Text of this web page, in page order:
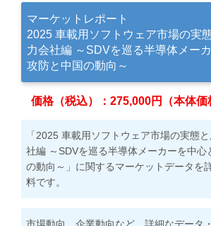
マーケットレポート
2025 車載用ソフトウェア市場の実
力会社編 ～SDVを巡る半導体メー
攻防と中国の動向～
価格（税込）：275,000円（本体価
「2025 車載用ソフトウェア市場の実態
社編 ～SDVを巡る半導体メーカーを中心
の動向～」に関するマーケットデータを
料です。